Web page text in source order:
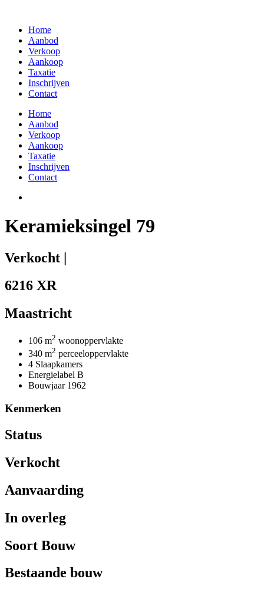
contentHome
Aanbod
Verkoop
Aankoop
Taxatie
Inschrijven
Contact
Home
Aanbod
Verkoop
Aankoop
Taxatie
Inschrijven
Contact
Keramieksingel 79
Verkocht |
6216 XR
Maastricht
106 m2 woonoppervlakte
340 m2 perceeloppervlakte
4 Slaapkamers
Energielabel B
Bouwjaar 1962
Kenmerken
Status
Verkocht
Aanvaarding
In overleg
Soort Bouw
Bestaande bouw